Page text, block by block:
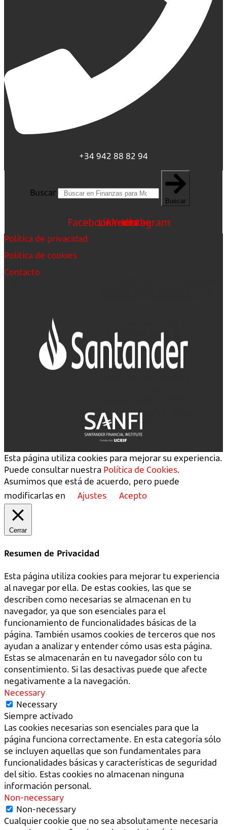
+34 942 88 82 94
Buscar
Buscar
FacebookLinkedin
Youtube
Instagram
Política de privacidad
Política de cookies
Contacto
Esta página utiliza cookies para mejorar su experiencia.
Puede consultar nuestra Política de Cookies.
Asumimos que está de acuerdo, pero puede
modificarlas en
Ajustes Acepto
Cerrar
Resumen de Privacidad
Esta página utiliza cookies para mejorar tu experiencia
al navegar por ella. De estas cookies, las que se
describen como necesarias se almacenan en tu
navegador, ya que son esenciales para el
funcionamiento de funcionalidades básicas de la
página. También usamos cookies de terceros que nos
ayudan a analizar y entender cómo usas esta página.
Estas se almacenarán en tu navegador sólo con tu
consentimiento. Si las desactivas puede que afecte
negativamente a la navegación.
Necessary
Necessary
Siempre activado
Las cookies necesarias son esenciales para que la
página funciona correctamente. En esta categoría sólo
se incluyen aquellas que son fundamentales para
funcionalidades básicas y características de seguridad
del sitio. Estas cookies no almacenan ninguna
información personal.
Non-necessary
Non-necessary
Cualquier cookie que no sea absolutamente necesaria